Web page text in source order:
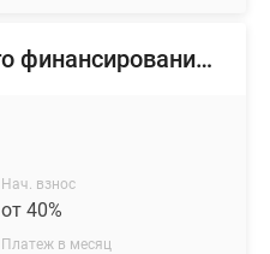
Банк жилищного финансирования (БЖФ)
Нач. взнос
от 40%
Платеж в месяц